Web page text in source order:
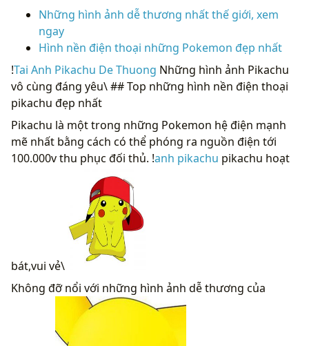
Những hình ảnh dễ thương nhất thế giới, xem
ngay
Hình nền điện thoại những Pokemon đẹp nhất
!Tai Anh Pikachu De Thuong Những hình ảnh Pikachu
vô cùng đáng yêu\ ## Top những hình nền điện thoại
pikachu đẹp nhất
Pikachu là một trong những Pokemon hệ điện mạnh
mẽ nhất bằng cách có thể phóng ra nguồn điện tới
100.000v thu phục đối thủ. !anh pikachu pikachu hoạt
bát,vui vẻ\
Không đỡ nổi với những hình ảnh dễ thương của